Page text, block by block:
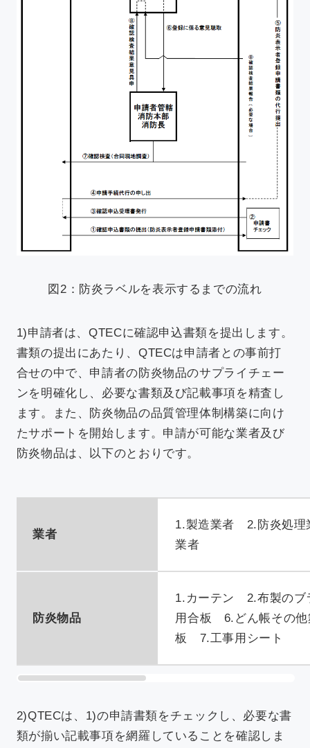
図2：防炎ラベルを表示するまでの流れ
1)申請者は、QTECに確認申込書類を提出します。
書類の提出にあたり、QTECは申請者との事前打
合せの中で、申請者の防炎物品のサプライチェー
ンを明確化し、必要な書類及び記載事項を精査し
ます。また、防炎物品の品質管理体制構築に向け
たサポートを開始します。申請が可能な業者及び
防炎物品は、以下のとおりです。
業者
1.製造業者 2.防炎処
業者
防炎物品
1.カーテン 2.布製の
用合板 6.どん帳その他
板 7.工事用シート
2)QTECは、1)の申請書類をチェックし、必要な書
類が揃い記載事項を網羅していることを確認しま